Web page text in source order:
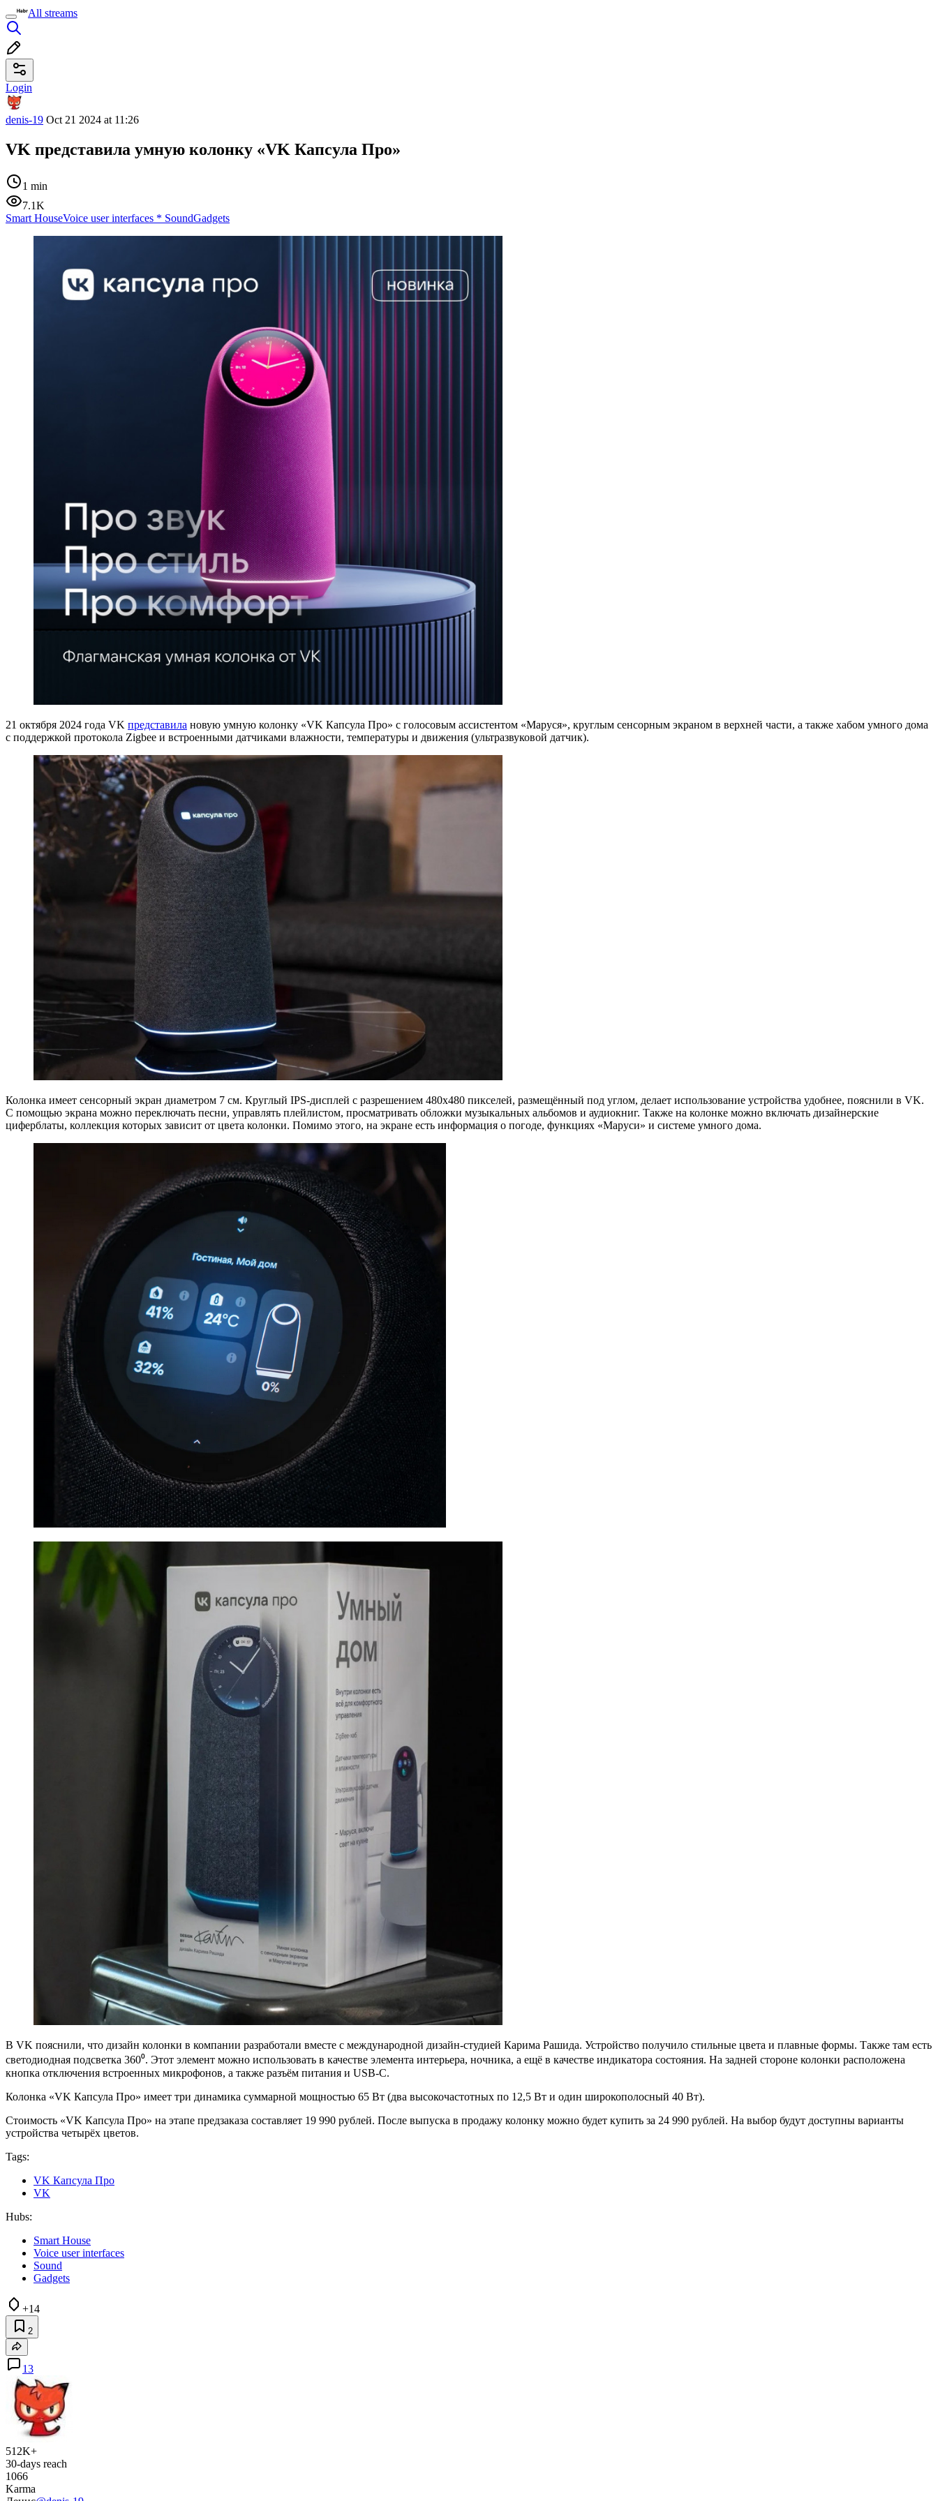
All streams
Login
denis-19 Oct 21 2024 at 11:26
VK представила умную колонку «VK Капсула Про»
1 min
7.1K
Smart HouseVoice user interfaces * SoundGadgets
21 октября 2024 года VK представила новую умную колонку «VK Капсула Про» с голосовым ассистентом «Маруся», круглым сенсорным экраном в верхней части, а также хабом умного дома
с поддержкой протокола Zigbee и встроенными датчиками влажности, температуры и движения (ультразвуковой датчик).
Колонка имеет сенсорный экран диаметром 7 см. Круглый IPS-дисплей с разрешением 480х480 пикселей, размещённый под углом, делает использование устройства удобнее, пояснили в VK.
С помощью экрана можно переключать песни, управлять плейлистом, просматривать обложки музыкальных альбомов и аудиокниг. Также на колонке можно включать дизайнерские
циферблаты, коллекция которых зависит от цвета колонки. Помимо этого, на экране есть информация о погоде, функциях «Маруси» и системе умного дома.
В VK пояснили, что дизайн колонки в компании разработали вместе с международной дизайн-студией Карима Рашида. Устройство получило стильные цвета и плавные формы. Также там есть
светодиодная подсветка 360⁰. Этот элемент можно использовать в качестве элемента интерьера, ночника, а ещё в качестве индикатора состояния. На задней стороне колонки расположена
кнопка отключения встроенных микрофонов, а также разъём питания и USB-C.
Колонка «VK Капсула Про» имеет три динамика суммарной мощностью 65 Вт (два высокочастотных по 12,5 Вт и один широкополосный 40 Вт).
Стоимость «VK Капсула Про» на этапе предзаказа составляет 19 990 рублей. После выпуска в продажу колонку можно будет купить за 24 990 рублей. На выбор будут доступны варианты
устройства четырёх цветов.
Tags:
VK Капсула Про
VK
Hubs:
Smart House
Voice user interfaces
Sound
Gadgets
+14
2
13
512K+
30-days reach
1066
Karma